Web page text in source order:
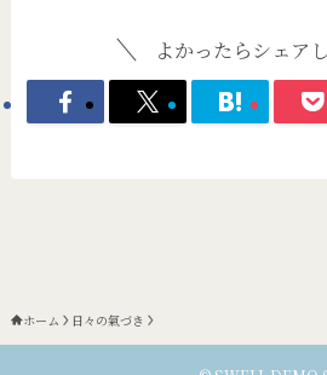
よかったらシェア
ホーム 日々の氣づき